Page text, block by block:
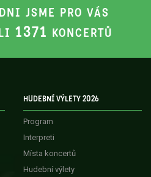
JSME PRO VÁS
1371 KONCERTŮ
HUDEBNÍ VÝLETY 2026
Program
Interpreti
Místa koncertů
Hudební výlety